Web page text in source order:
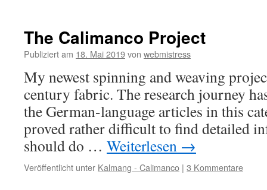
The Calimanco Project
Publiziert am 18. Mai 2019von webmistress
My newest spinning and weaving
century fabric. The research journey
the German-language articles in this
proved rather difficult to find detailed
should do … Weiterlesen →
Veröffentlicht unter Kalmang - Calimanco | 3 Kommentare